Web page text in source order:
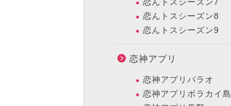
恋んトスシーズン7
恋んトスシーズン8
恋んトスシーズン9
恋神アプリ
恋神アプリパラオ
恋神アプリボラカイ島